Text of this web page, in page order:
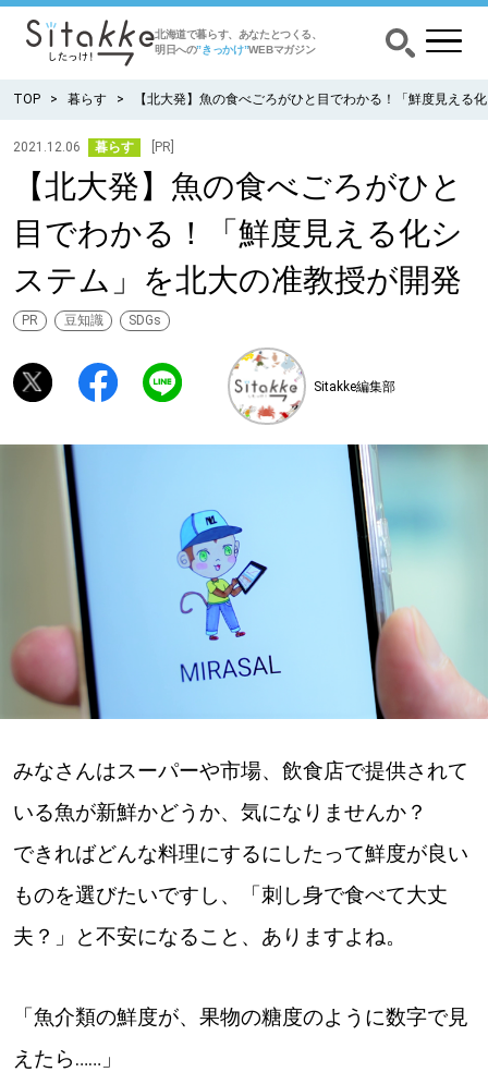
北海道で暮らす、あなたとつくる、
明日への”きっかけ”WEBマガジン
CATEGORY カテゴリー
食べる
出かける
暮らす
育む
深める
ゆるむ
SitakkeTV
all
札幌
道北
道東
TOP 暮らす 【北大発】魚の食べごろがひと目でわかる！「鮮度見える
2021.12.06 暮らす [PR]
【北大発】魚の食べごろがひと
目でわかる！「鮮度見える化シ
ステム」を北大の准教授が開発
PR 豆知識 SDGs
Sitakke編集部
みなさんはスーパーや市場、飲食店で提供されて
いる魚が新鮮かどうか、気になりませんか？
できればどんな料理にするにしたって鮮度が良い
ものを選びたいですし、「刺し身で食べて大丈
夫？」と不安になること、ありますよね。
「魚介類の鮮度が、果物の糖度のように数字で見
えたら……」